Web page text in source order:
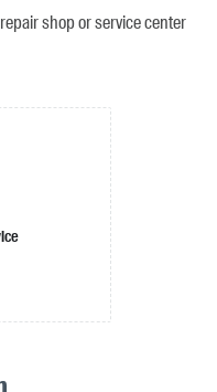
shop or service center